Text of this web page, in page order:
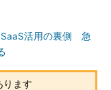
SaaS活用の裏側 急
ます